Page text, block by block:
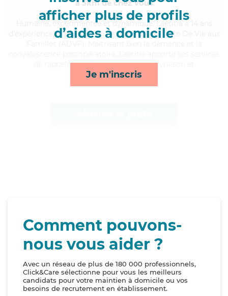
afficher plus de profils
d’aides à domicile
Je m'inscris
à 5km de chez Vous
, expérimentée et dynamique, Laetitia a 14 ans
d'expérience et possède un diplôme d'Assistante De Vie aux
de rappels, lever/coucher, courses/livraison et
surveillance de nuit*
Comment pouvons-
nous vous aider ?
Avec un réseau de plus de 180 000 professionnels,
Click&Care sélectionne pour vous les meilleurs
candidats pour votre maintien à domicile ou vos
besoins de recrutement en établissement.